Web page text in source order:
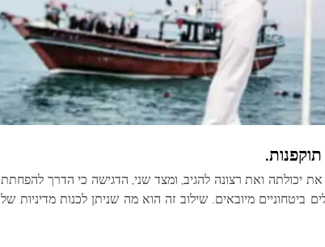
מצד אחד, את יכולתה ואת רצונה להגיב, ומצד שני, הדגישה כי הדרך להפחתת
ביטחוניים מיובאים. שילוב זה הוא מה שניתן לכנות מדיניות של